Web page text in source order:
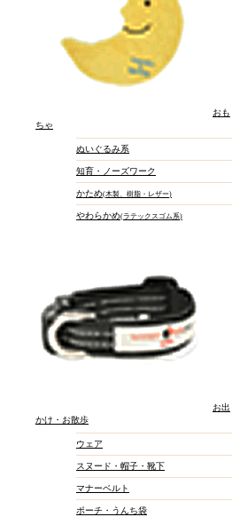
おも
ちゃ
ぬいぐるみ系
知育・ノーズワーク
かため 木製、樹脂・レザー
やわらかめ ラテックスゴム系
お出
かけ・お散歩
ウェア
スヌード・帽子・靴下
マナーベルト
ポーチ・うんち袋